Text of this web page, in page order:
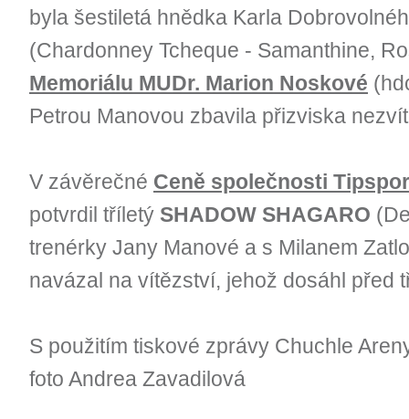
byla šestiletá hnědka Karla
(Chardonney Tcheque - Samanthine,
Memoriálu MUDr. Marion Noskové
Petrou Manovou zbavila přizviska
V závěrečné Ceně společnosti
potvrdil tříletý SHADOW SHAGARO
trenérky Jany Manové a s Milanem
navázal na vítězství, jehož dosáhl před
S použitím tiskové zprávy Chuchle
foto Andrea Zavadilová